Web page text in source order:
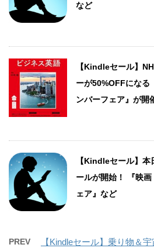
など
【Kindleセール】
ーが50%OFFになる
ンバーフェア』が開
【Kindleセール】
ールが開始！ 『映
ェア』など
PREV
【Kindleセール】乗り物＆